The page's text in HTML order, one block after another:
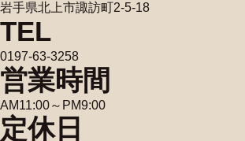
岩手県北上市諏訪町2-5-18
TEL
0197-63-3258
営業時間
AM11:00～PM9:00
定休日